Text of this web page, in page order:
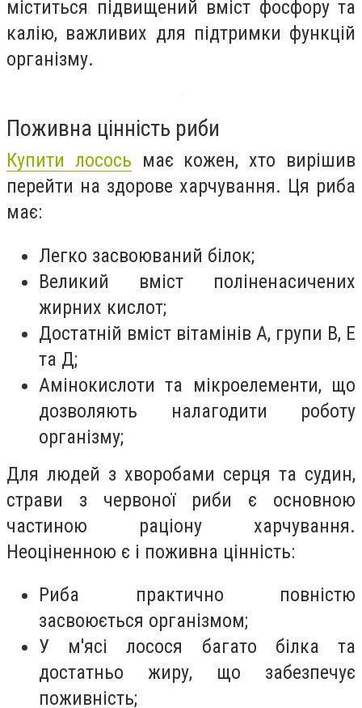
міститься підвищений вміст фосфору та
калію, важливих для підтримки функцій
організму.
Поживна цінність риби
Купити лосось має кожен, хто вирішив
перейти на здорове харчування. Ця риба
має:
Легко засвоюваний білок;
Великий вміст поліненасичених
жирних кислот;
Достатній вміст вітамінів А, групи В, Е
та Д;
Амінокислоти та мікроелементи, що
дозволяють налагодити роботу
організму;
Для людей з хворобами серця та судин,
страви з червоної риби є основною
частиною раціону харчування.
Неоціненною є і поживна цінність:
Риба практично повністю
засвоюється організмом;
У м'ясі лосося багато білка та
достатньо жиру, що забезпечує
поживність;